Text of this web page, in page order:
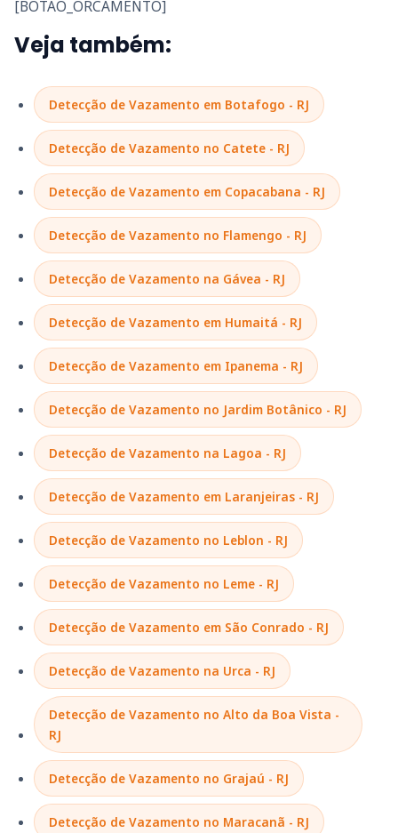
[BOTAO_ORCAMENTO]
Veja também:
Detecção de Vazamento em Botafogo - RJ
Detecção de Vazamento no Catete - RJ
Detecção de Vazamento em Copacabana - RJ
Detecção de Vazamento no Flamengo - RJ
Detecção de Vazamento na Gávea - RJ
Detecção de Vazamento em Humaitá - RJ
Detecção de Vazamento em Ipanema - RJ
Detecção de Vazamento no Jardim Botânico - RJ
Detecção de Vazamento na Lagoa - RJ
Detecção de Vazamento em Laranjeiras - RJ
Detecção de Vazamento no Leblon - RJ
Detecção de Vazamento no Leme - RJ
Detecção de Vazamento em São Conrado - RJ
Detecção de Vazamento na Urca - RJ
Detecção de Vazamento no Alto da Boa Vista -
RJ
Detecção de Vazamento no Grajaú - RJ
Detecção de Vazamento no Maracanã - RJ